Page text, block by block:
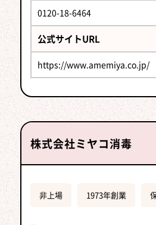
0120-18-6464
公式サイトURL
https://www.amemiya.co.jp/
株式会社ミヤコ消毒
非上場 1973年創業